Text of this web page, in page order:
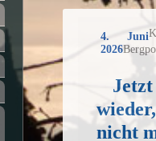
4. Juni
2026
nicht